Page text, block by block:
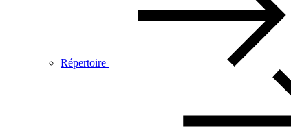
Répertoire